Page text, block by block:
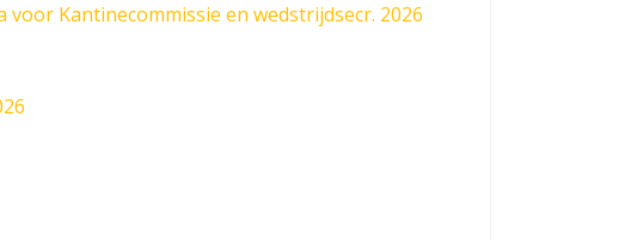
voor Kantinecommissie en wedstrijdsecr. 2026